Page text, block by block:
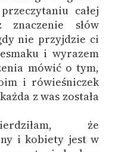
całej
znaczenie słów
nie przyjdzie ci
i wyrazem
mówić o tym,
i rówieśniczek
z was została
że
i kobiety jest w